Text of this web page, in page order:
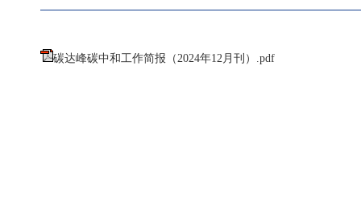
碳达峰碳中和工作简报（2024年12月刊）.pdf